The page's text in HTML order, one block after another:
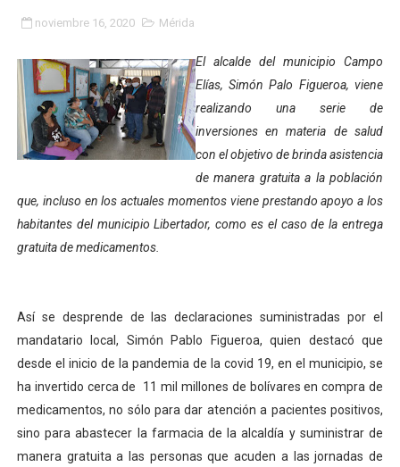
Instituto Nacional de Nutrición celebra Semana
Gobernación de Mérida fortalece el desarrollo
Corposalud inició talleres para aspirantes al curso de
Fortalecen formación académica de médicos en
Fortaleciendo la economía comunal en El Vigía con
Fundecem inició con éxito el taller vacacional de
El Lactario del Iahula celebra la Semana Mundial de la
Plan Vacacional "Venezuela Ríe 2026" brinda
Iniciación al yoga reúne a diversos clubes deportivos
noviembre 16, 2020 Mérida
El alcalde del municipio Campo
Elías, Simón Palo Figueroa, viene
realizando una serie de
inversiones en materia de salud
con el objetivo de brinda asistencia
de manera gratuita a la población
que, incluso en los actuales momentos viene prestando apoyo a los
habitantes del municipio Libertador, como es el caso de la entrega
gratuita de medicamentos.
Así se desprende de las declaraciones suministradas por el
mandatario local, Simón Pablo Figueroa, quien destacó que
desde el inicio de la pandemia de la covid 19, en el municipio, se
ha invertido cerca de 11 mil millones de bolívares en compra de
medicamentos, no sólo para dar atención a pacientes positivos,
sino para abastecer la farmacia de la alcaldía y suministrar de
manera gratuita a las personas que acuden a las jornadas de